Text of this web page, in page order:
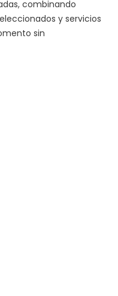
combinando
y servicios
sin